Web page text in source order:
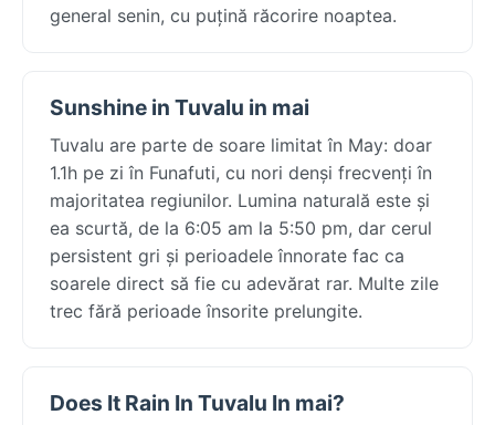
general senin, cu puțină răcorire noaptea.
Sunshine in Tuvalu in mai
Tuvalu are parte de soare limitat în May: doar
1.1h pe zi în Funafuti, cu nori denși frecvenți în
majoritatea regiunilor. Lumina naturală este și
ea scurtă, de la 6:05 am la 5:50 pm, dar cerul
persistent gri și perioadele înnorate fac ca
soarele direct să fie cu adevărat rar. Multe zile
trec fără perioade însorite prelungite.
Does It Rain In Tuvalu In mai?